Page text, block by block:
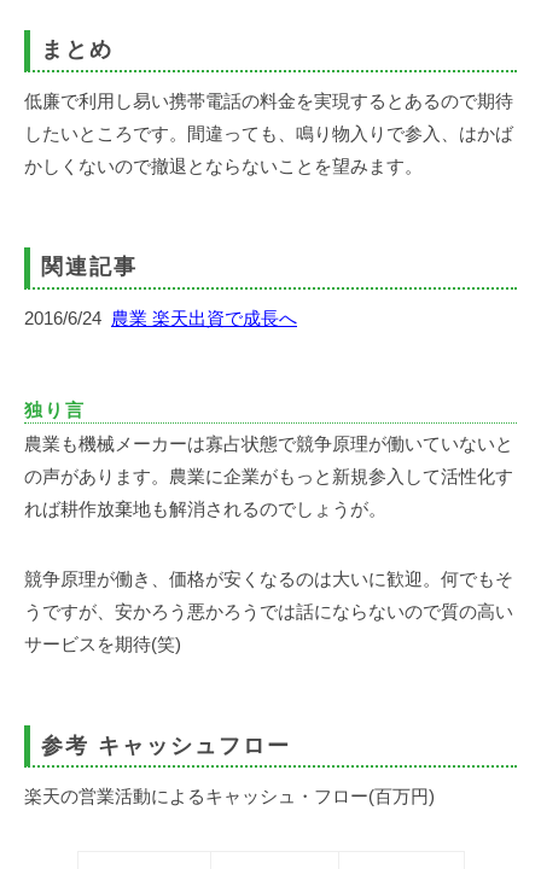
まとめ
低廉で利用し易い携帯電話の料金を実現するとあるので期待
したいところです。間違っても、鳴り物入りで参入、はかば
かしくないので撤退とならないことを望みます。
関連記事
2016/6/24 農業 楽天出資で成長へ
独り言
農業も機械メーカーは寡占状態で競争原理が働いていないと
の声があります。農業に企業がもっと新規参入して活性化す
れば耕作放棄地も解消されるのでしょうが。
競争原理が働き、価格が安くなるのは大いに歓迎。何でもそ
うですが、安かろう悪かろうでは話にならないので質の高い
サービスを期待(笑)
参考 キャッシュフロー
楽天の営業活動によるキャッシュ・フロー(百万円)